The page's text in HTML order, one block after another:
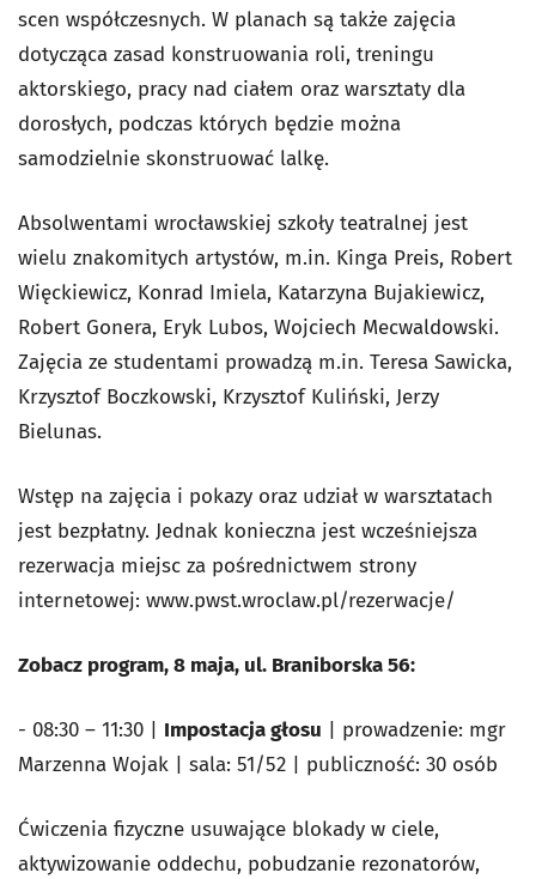
scen współczesnych. W planach są także zajęcia
dotycząca zasad konstruowania roli, treningu
aktorskiego, pracy nad ciałem oraz warsztaty dla
dorosłych, podczas których będzie można
samodzielnie skonstruować lalkę.
Absolwentami wrocławskiej szkoły teatralnej jest
wielu znakomitych artystów, m.in. Kinga Preis, Robert
Więckiewicz, Konrad Imiela, Katarzyna Bujakiewicz,
Robert Gonera, Eryk Lubos, Wojciech Mecwaldowski.
Zajęcia ze studentami prowadzą m.in. Teresa Sawicka,
Krzysztof Boczkowski, Krzysztof Kuliński, Jerzy
Bielunas.
Wstęp na zajęcia i pokazy oraz udział w warsztatach
jest bezpłatny. Jednak konieczna jest wcześniejsza
rezerwacja miejsc za pośrednictwem strony
internetowej: www.pwst.wroclaw.pl/rezerwacje/
Zobacz program, 8 maja, ul. Braniborska 56:
- 08:30 – 11:30 | Impostacja głosu | prowadzenie: mgr
Marzenna Wojak | sala: 51/52 | publiczność: 30 osób
Ćwiczenia fizyczne usuwające blokady w ciele,
aktywizowanie oddechu, pobudzanie rezonatorów,